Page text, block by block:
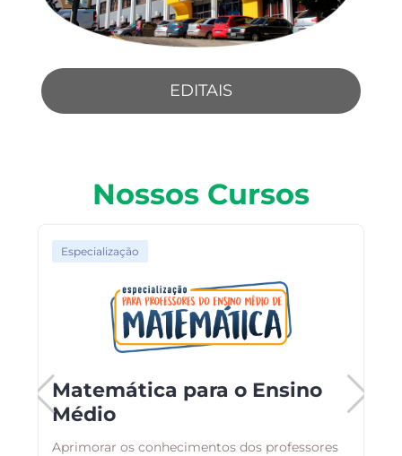
EDITAIS
Nossos Cursos
Especialização
Matemática para o Ensino
Médio
Aprimorar os conhecimentos dos professores